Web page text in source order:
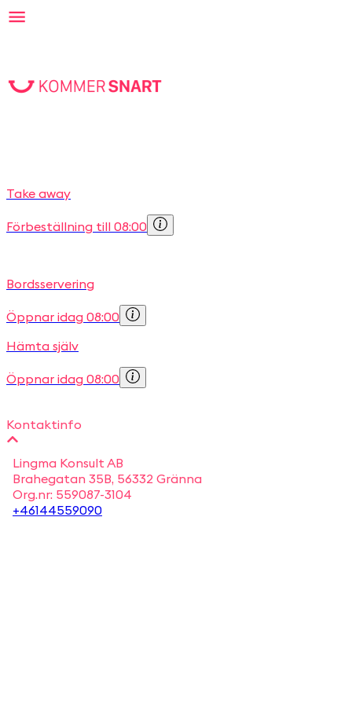
Take away
Förbeställning till 08:00
Bordsservering
Öppnar idag 08:00
Hämta själv
Öppnar idag 08:00
Kontaktinfo
Lingma Konsult AB
Brahegatan 35B, 56332 Gränna
Org.nr: 559087-3104
+46144559090